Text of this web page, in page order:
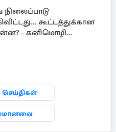
கூட்டத்துக்கான
- கனிமொழி
செய்திகள்